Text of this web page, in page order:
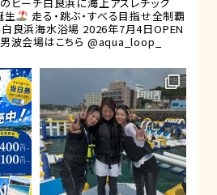
生
走る・跳ぶ・すべる目指せ全制覇
良浜海水浴場 2026年7月4日OPEN
波会場はこちら @aqua_loop_